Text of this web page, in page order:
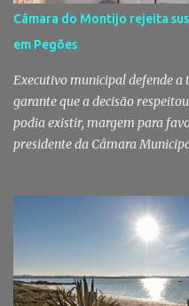
Pinhal Novo, no âmbito de
especialmente direcionada
de droga. Segundo a GNR, "os
vários indivíduos" durante a
Câmara do Montijo rejeita
em Pegões
Executivo municipal defende
garante que a decisão
podia existir, margem para
presidente da Câmara
decorreu com total
legais e apenas avançou para
concursos públicos terem
dúvidas sobre a adjudicação
do Montijo veio a público